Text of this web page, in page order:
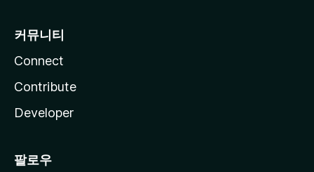
커뮤니티
Connect
Contribute
Developer
팔로우